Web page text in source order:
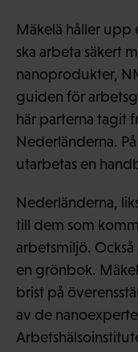
Mäkelä håller upp
ska arbeta säkert
nanoprodukter,
guiden för
här parterna tagit
Nederländerna.
utarbetas en
Nederländerna,
till dem som
arbetsmiljö.
en grönbok.
brist på
av de